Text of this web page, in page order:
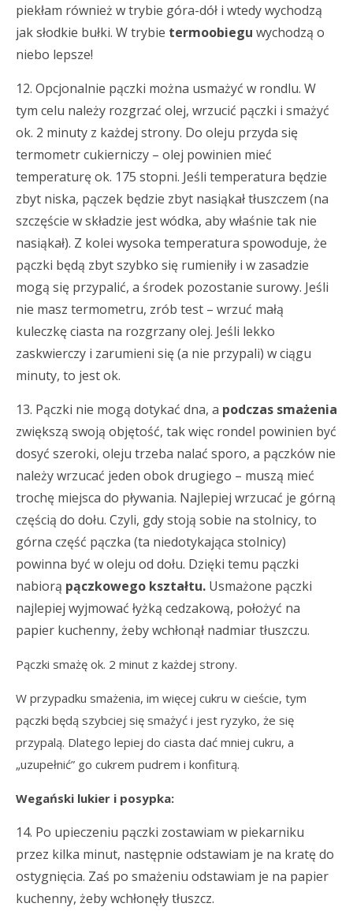
piekłam również w trybie góra-dół i wtedy wychodzą
jak słodkie bułki. W trybie termoobiegu wychodzą o
niebo lepsze!
12. Opcjonalnie pączki można usmażyć w rondlu. W
tym celu należy rozgrzać olej, wrzucić pączki i smażyć
ok. 2 minuty z każdej strony. Do oleju przyda się
termometr cukierniczy – olej powinien mieć
temperaturę ok. 175 stopni. Jeśli temperatura będzie
zbyt niska, pączek będzie zbyt nasiąkał tłuszczem (na
szczęście w składzie jest wódka, aby właśnie tak nie
nasiąkał). Z kolei wysoka temperatura spowoduje, że
pączki będą zbyt szybko się rumieniły i w zasadzie
mogą się przypalić, a środek pozostanie surowy. Jeśli
nie masz termometru, zrób test – wrzuć małą
kuleczkę ciasta na rozgrzany olej. Jeśli lekko
zaskwierczy i zarumieni się (a nie przypali) w ciągu
minuty, to jest ok.
13. Pączki nie mogą dotykać dna, a podczas smażenia
zwiększą swoją objętość, tak więc rondel powinien być
dosyć szeroki, oleju trzeba nalać sporo, a pączków nie
należy wrzucać jeden obok drugiego – muszą mieć
trochę miejsca do pływania. Najlepiej wrzucać je górną
częścią do dołu. Czyli, gdy stoją sobie na stolnicy, to
górna część pączka (ta niedotykająca stolnicy)
powinna być w oleju od dołu. Dzięki temu pączki
nabiorą pączkowego kształtu. Usmażone pączki
najlepiej wyjmować łyżką cedzakową, położyć na
papier kuchenny, żeby wchłonął nadmiar tłuszczu.
Pączki smażę ok. 2 minut z każdej strony.
W przypadku smażenia, im więcej cukru w cieście, tym
pączki będą szybciej się smażyć i jest ryzyko, że się
przypalą. Dlatego lepiej do ciasta dać mniej cukru, a
„uzupełnić” go cukrem pudrem i konfiturą.
Wegański lukier i posypka:
14. Po upieczeniu pączki zostawiam w piekarniku
przez kilka minut, następnie odstawiam je na kratę do
ostygnięcia. Zaś po smażeniu odstawiam je na papier
kuchenny, żeby wchłonęły tłuszcz.